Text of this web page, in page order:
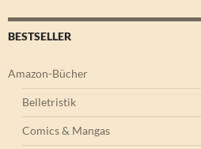
BESTSELLER
Amazon-Bücher
Belletristik
Comics & Mangas